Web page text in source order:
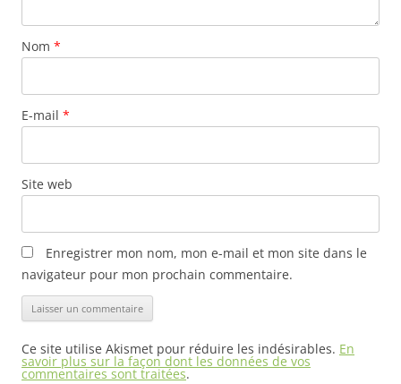
Nom *
E-mail *
Site web
Enregistrer mon nom, mon e-mail et mon site dans le
navigateur pour mon prochain commentaire.
Ce site utilise Akismet pour réduire les indésirables. En
savoir plus sur la façon dont les données de vos
commentaires sont traitées.